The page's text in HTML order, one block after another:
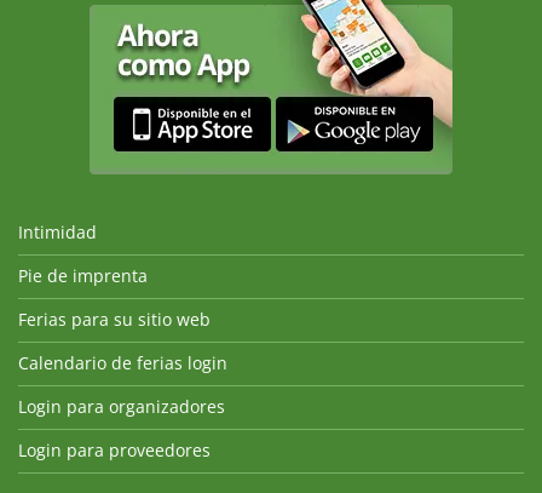
Intimidad
Pie de imprenta
Ferias para su sitio web
Calendario de ferias login
Login para organizadores
Login para proveedores